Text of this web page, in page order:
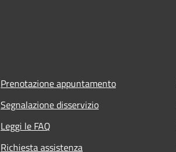
Prenotazione appuntamento
Segnalazione disservizio
Leggi le FAQ
Richiesta assistenza